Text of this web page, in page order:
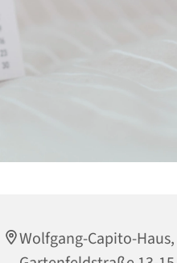
Wolfgang-Capito-Haus,